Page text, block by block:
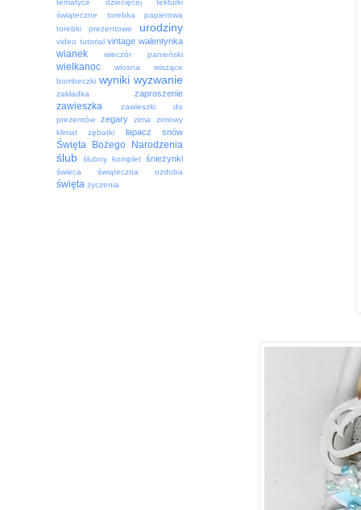
tematyce dziecięcej
tekturki
świąteczne
torebka papierowa
torebki prezentowe
urodziny
video tutorial vintage walentynka
wianek wieczór panieński
wielkanoc wiosna
wiszące
bombeczki wyniki wyzwanie
zakładka zaproszenie
zawieszka
zawieszki do
prezentów
zegary zima
zimowy
klimat
zębatki łapacz snów
Święta Bożego Narodzenia
ślub ślubny komplet śnieżynki
świeca świąteczna ozdoba
święta życzenia